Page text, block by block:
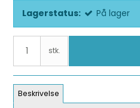
Lagerstatus: På lager
stk.
Beskrivelse